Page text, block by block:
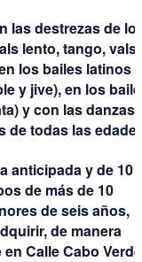
las destrezas de
lento, tango, vals
los bailes latinos
y jive), en los
y con las danzas
de todas las
anticipada y de 10
de más de 10
de seis años,
de manera
Calle Cabo Verde